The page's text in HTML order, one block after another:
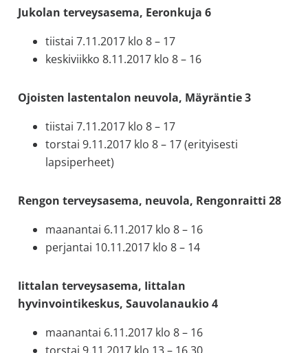
Jukolan terveysasema, Eeronkuja 6
tiistai 7.11.2017 klo 8 – 17
keskiviikko 8.11.2017 klo 8 – 16
Ojoisten lastentalon neuvola, Mäyräntie 3
tiistai 7.11.2017 klo 8 – 17
torstai 9.11.2017 klo 8 – 17 (erityisesti
lapsiperheet)
Rengon terveysasema, neuvola, Rengonraitti 28
maanantai 6.11.2017 klo 8 – 16
perjantai 10.11.2017 klo 8 – 14
Iittalan terveysasema, Iittalan
hyvinvointikeskus, Sauvolanaukio 4
maanantai 6.11.2017 klo 8 – 16